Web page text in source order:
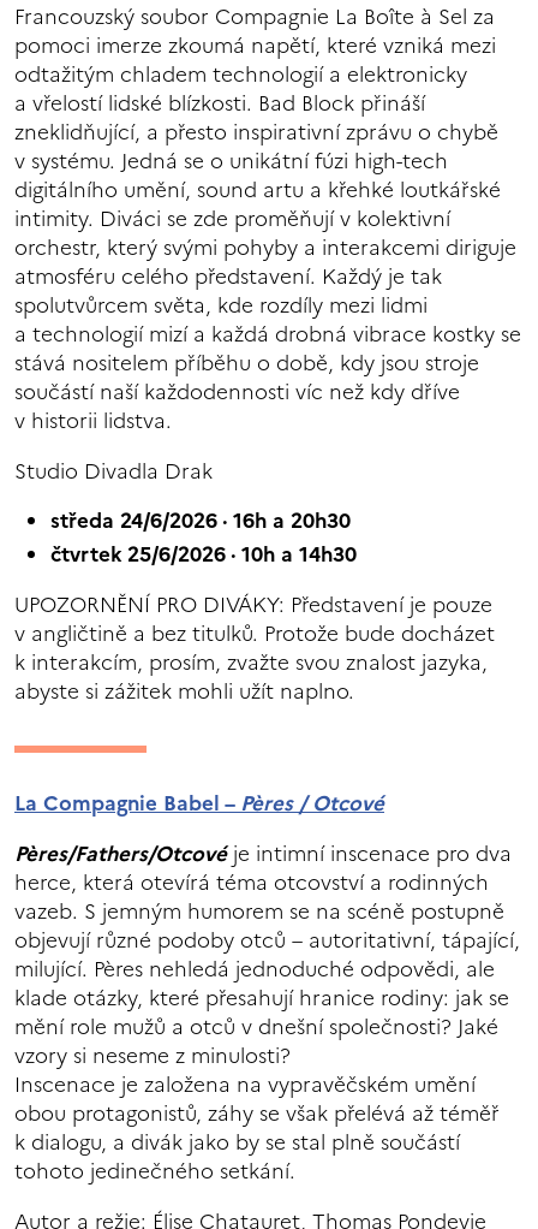
Francouzský soubor Compagnie La Boîte à Sel za
pomoci imerze zkoumá napětí, které vzniká mezi
odtažitým chladem technologií a elektronicky
a vřelostí lidské blízkosti. Bad Block přináší
zneklidňující, a přesto inspirativní zprávu o chybě
v systému. Jedná se o unikátní fúzi high-tech
digitálního umění, sound artu a křehké loutkářské
intimity. Diváci se zde proměňují v kolektivní
orchestr, který svými pohyby a interakcemi diriguje
atmosféru celého představení. Každý je tak
spolutvůrcem světa, kde rozdíly mezi lidmi
a technologií mizí a každá drobná vibrace kostky se
stává nositelem příběhu o době, kdy jsou stroje
součástí naší každodennosti víc než kdy dříve
v historii lidstva.
Studio Divadla Drak
středa 24/6/2026 · 16h a 20h30
čtvrtek 25/6/2026 · 10h a 14h30
UPOZORNĚNÍ PRO DIVÁKY: Představení je pouze
v angličtině a bez titulků. Protože bude docházet
k interakcím, prosím, zvažte svou znalost jazyka,
abyste si zážitek mohli užít naplno.
La Compagnie Babel –Pères / Otcové
Pères/Fathers/Otcovéje intimní inscenace pro dva
herce, která otevírá téma otcovství a rodinných
vazeb. S jemným humorem se na scéně postupně
objevují různé podoby otců – autoritativní, tápající,
milující. Pères nehledá jednoduché odpovědi, ale
klade otázky, které přesahují hranice rodiny: jak se
mění role mužů a otců v dnešní společnosti? Jaké
vzory si neseme z minulosti?
Inscenace je založena na vypravěčském umění
obou protagonistů, záhy se však přelévá až téměř
k dialogu, a divák jako by se stal plně součástí
tohoto jedinečného setkání.
Autor a režie: Élise Chatauret, Thomas Pondevie